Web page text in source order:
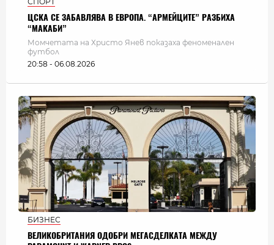
ЦСКА СЕ ЗАБАВЛЯВА В ЕВРОПА. “АРМЕЙЦИТЕ” РАЗБИХА
“МАКАБИ”
Момчетата на Христо Янев показаха феноменален
футбол
20:58 - 06.08.2026
БИЗНЕС
ВЕЛИКОБРИТАНИЯ ОДОБРИ МЕГАСДЕЛКАТА МЕЖДУ